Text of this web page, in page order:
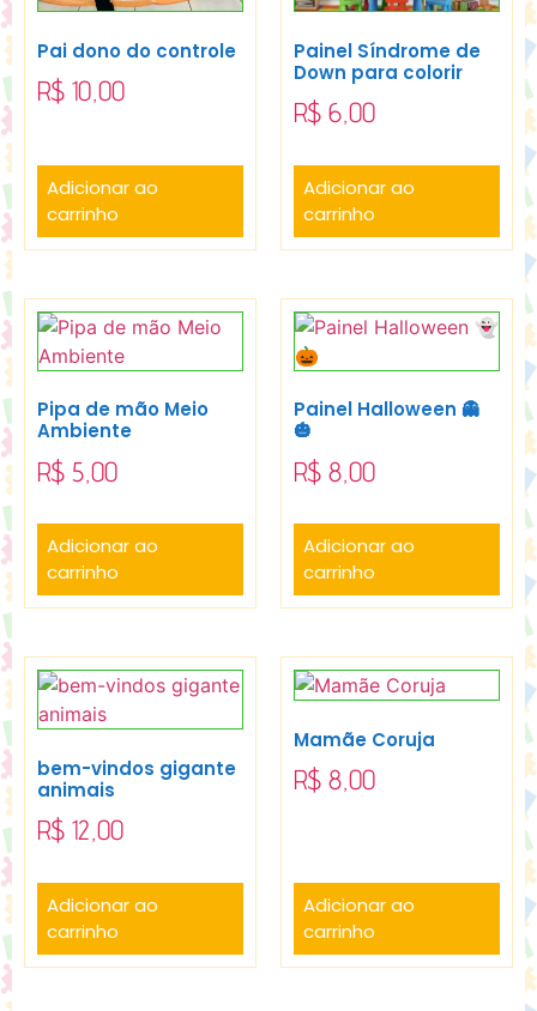
Pai dono do controle
R$ 10,00
Adicionar ao
carrinho
Painel Síndrome de
Down para colorir
R$ 6,00
Adicionar ao
carrinho
Pipa de mão Meio
Ambiente
R$ 5,00
Adicionar ao
carrinho
Painel Halloween 👻
🎃
R$ 8,00
Adicionar ao
carrinho
bem-vindos gigante
animais
R$ 12,00
Adicionar ao
carrinho
Mamãe Coruja
R$ 8,00
Adicionar ao
carrinho